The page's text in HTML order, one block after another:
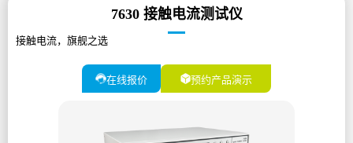
7630 接触电流测试仪
接触电流，旗舰之选
在线报价 预约产品演示